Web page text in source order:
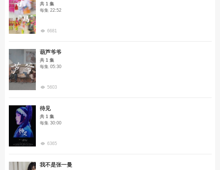
共 1 集
每集 22:52
6681
葫芦爷爷
共 1 集
每集 05:30
5603
待见
共 1 集
每集 30:00
6365
我不是张一曼